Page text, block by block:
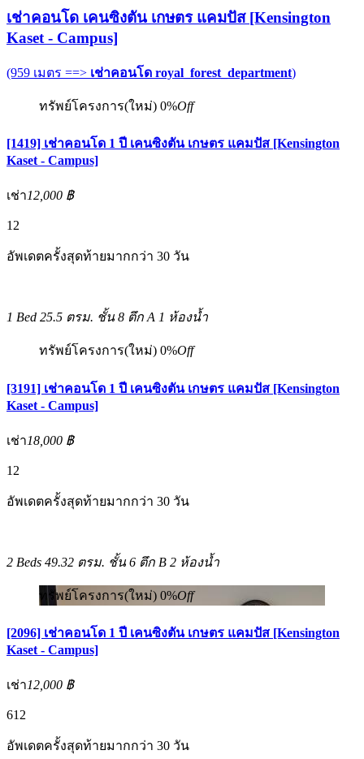
เช่าคอนโด เคนซิงตัน เกษตร แคมปัส [Kensington
Kaset - Campus]
(959 เมตร ==> เช่าคอนโด royal_forest_department)
ทรัพย์โครงการ(ใหม่) 0%Off
[1419] เช่าคอนโด 1 ปี เคนซิงตัน เกษตร แคมปัส [Kensington
Kaset - Campus]
เช่า12,000 ฿
12
อัพเดตครั้งสุดท้ายมากกว่า 30 วัน
1 Bed 25.5 ตรม. ชั้น 8 ตึก A 1 ห้องน้ำ
ทรัพย์โครงการ(ใหม่) 0%Off
[3191] เช่าคอนโด 1 ปี เคนซิงตัน เกษตร แคมปัส [Kensington
Kaset - Campus]
เช่า18,000 ฿
12
อัพเดตครั้งสุดท้ายมากกว่า 30 วัน
2 Beds 49.32 ตรม. ชั้น 6 ตึก B 2 ห้องน้ำ
ทรัพย์โครงการ(ใหม่) 0%Off
[2096] เช่าคอนโด 1 ปี เคนซิงตัน เกษตร แคมปัส [Kensington
Kaset - Campus]
เช่า12,000 ฿
612
อัพเดตครั้งสุดท้ายมากกว่า 30 วัน